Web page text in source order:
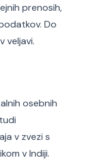
prenosih,
Do
veljavi.
osebnih
v zvezi s
v Indiji.